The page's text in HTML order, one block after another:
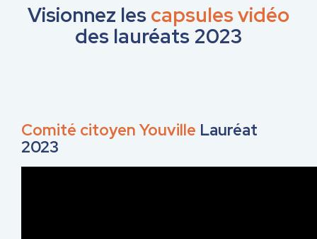
Visionnez lescapsules vidéo
des lauréats 2023
Comité citoyen Youville Lauréat
2023